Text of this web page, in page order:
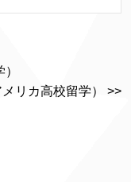
リカ高校留学） >>